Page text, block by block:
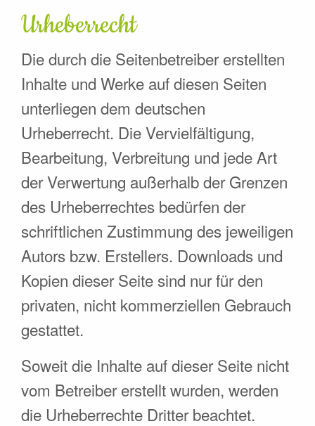
Urheberrecht
Die durch die Seitenbetreiber erstellten
Inhalte und Werke auf diesen Seiten
unterliegen dem deutschen
Urheberrecht. Die Vervielfältigung,
Bearbeitung, Verbreitung und jede Art
der Verwertung außerhalb der Grenzen
des Urheberrechtes bedürfen der
schriftlichen Zustimmung des jeweiligen
Autors bzw. Erstellers. Downloads und
Kopien dieser Seite sind nur für den
privaten, nicht kommerziellen Gebrauch
gestattet.
Soweit die Inhalte auf dieser Seite nicht
vom Betreiber erstellt wurden, werden
die Urheberrechte Dritter beachtet.